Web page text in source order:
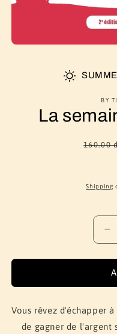
BY
La
160.00
Shipping
4
Vous rêvez d'échapper
de gagner de l'argent